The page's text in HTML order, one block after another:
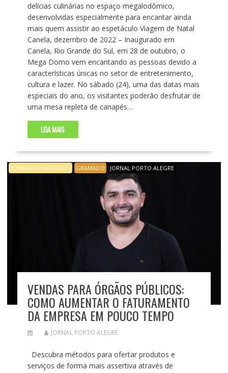
delícias culinárias no espaço megalodômico,
desenvolvidas especialmente para encantar ainda
mais quem assistir ao espetáculo Viagem de Natal
Canela, dezembro de 2022 – Inaugurado em
Canela, Rio Grande do Sul, em 28 de outubro, o
Mega Domo vem encantando as pessoas devido a
características únicas no setor de entretenimento,
cultura e lazer. No sábado (24), uma das datas mais
especiais do ano, os visitantes poderão desfrutar de
uma mesa repleta de canapés…
LEIA MAIS
BUSINESS E NEGÓCIOS GRAMADO JORNAL PORTO ALEGRE
VENDAS PARA ÓRGÃOS PÚBLICOS:
COMO AUMENTAR O FATURAMENTO
DA EMPRESA EM POUCO TEMPO
JORNAL PORTO ALEGRE
Descubra métodos para ofertar produtos e
serviços de forma mais assertiva através de